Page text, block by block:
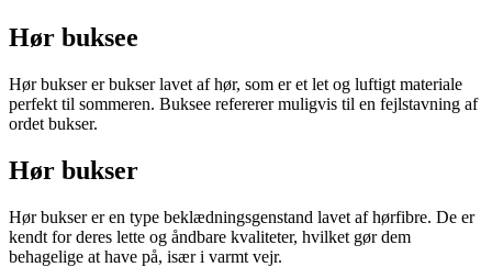
Hør buksee
Hør bukser er bukser lavet af hør, som er et let og luftigt materiale
perfekt til sommeren. Buksee refererer muligvis til en fejlstavning af
ordet bukser.
Hør bukser
Hør bukser er en type beklædningsgenstand lavet af hørfibre. De er
kendt for deres lette og åndbare kvaliteter, hvilket gør dem
behagelige at have på, især i varmt vejr.